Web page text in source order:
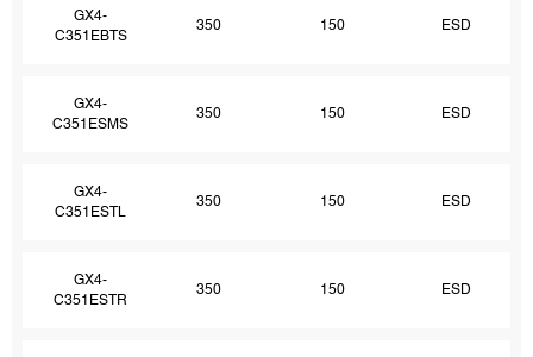
GX4-
C351EBTS
350 150 ESD
GX4-
C351ESMS
350 150 ESD
GX4-
C351ESTL
350 150 ESD
GX4-
C351ESTR
350 150 ESD